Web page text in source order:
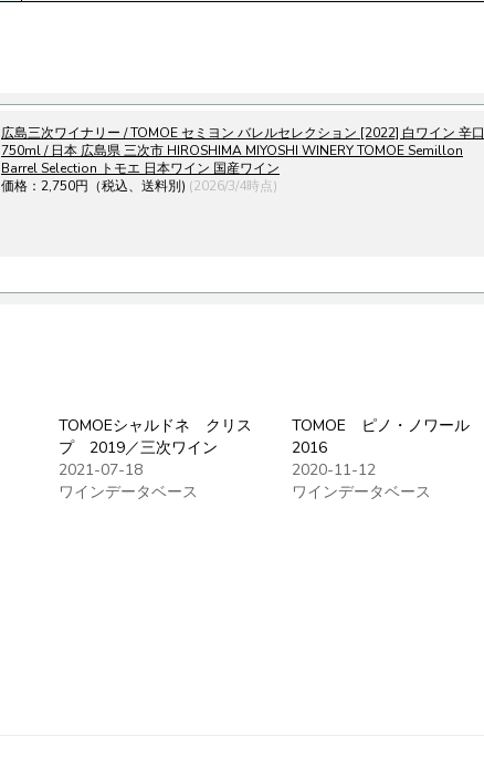
広島三次ワイナリー / TOMOE セミヨン バレルセレクション [2022] 白ワイン 辛口
750ml / 日本 広島県 三次市 HIROSHIMA MIYOSHI WINERY TOMOE Semillon
Barrel Selection トモエ 日本ワイン 国産ワイン
価格：2,750円（税込、送料別) (2026/3/4時点)
TOMOEシャルドネ クリス
プ 2019／三次ワイン
2021-07-18
ワインデータベース
TOMOE ピノ・ノワール
2016
2020-11-12
ワインデータベース